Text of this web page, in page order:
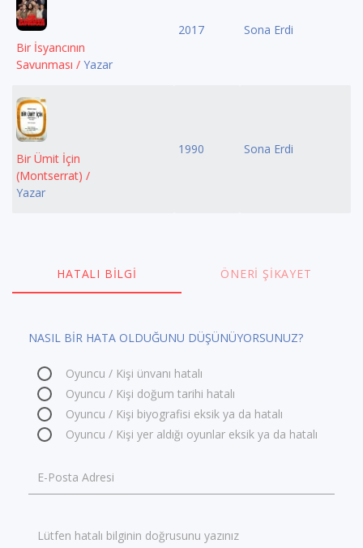
Bir İsyancının
Savunması / Yazar
2017 Sona Erdi
Bir Ümit İçin
(Montserrat) /
Yazar
1990 Sona Erdi
HATALI BILGI ÖNERI ŞIKAYET
NASIL BİR HATA OLDUĞUNU DÜŞÜNÜYORSUNUZ?
Oyuncu / Kişi ünvanı hatalı
Oyuncu / Kişi doğum tarihi hatalı
Oyuncu / Kişi biyografisi eksik ya da hatalı
Oyuncu / Kişi yer aldığı oyunlar eksik ya da hatalı
E-Posta Adresi
Lütfen hatalı bilginin doğrusunu yazınız